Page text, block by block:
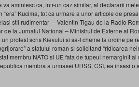
va amintesc ca, intr-un caz similar, al declararii
“era” Kucima, tot ca urmare a unor articole de
stil rudimentar – Valentin Tigau de la Radio
de la Jurnalul National – Ministrul de Externe al
protest scris Kievului si sa-l cheme la ordine pe
a statului roman si solicitand “ridicarea
membru NATO si UE fata de tupeul nemarginit
membra a urmasei URSS, CSI, ea insasi o